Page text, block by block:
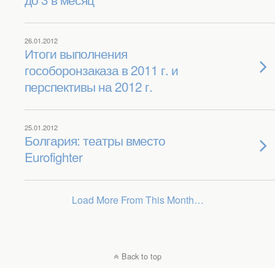
26.01.2012
Итоги выполнения
гособоронзаказа в 2011 г. и
перспективы на 2012 г.
25.01.2012
Болгария: театры вместо
Eurofighter
Load More From This Month…
Back to top